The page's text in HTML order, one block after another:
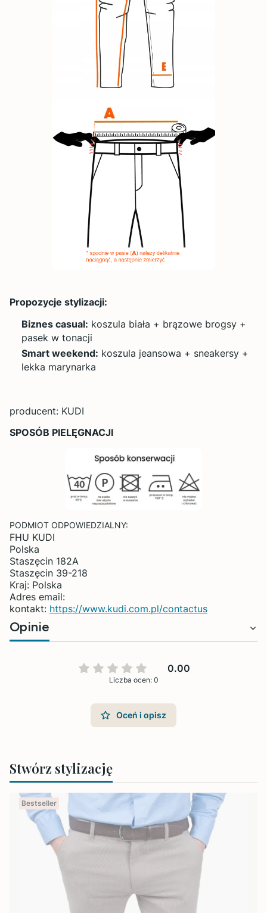
Propozycje stylizacji:
Biznes casual: koszula biała + brązowe brogsy +
pasek w tonacji
Smart weekend: koszula jeansowa + sneakersy +
lekka marynarka
producent: KUDI
SPOSÓB PIELĘGNACJI
PODMIOT ODPOWIEDZIALNY:
FHU KUDI
Polska
Staszęcin 182A
Staszęcin 39-218
Kraj: Polska
Adres email:
kontakt: https://www.kudi.com.pl/contactus
Opinie
0.00
Liczba ocen: 0
Oceń i opisz
Stwórz stylizację
Bestseller